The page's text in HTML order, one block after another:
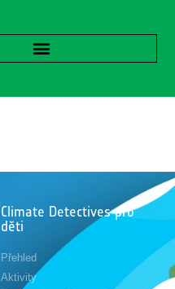
Climate Detectives pro
děti
Přehled
Aktivity